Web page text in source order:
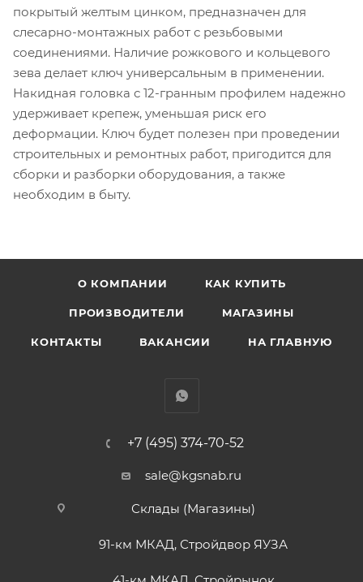
покрытый желтым цинком, предназначен для
слесарно-монтажных работ с резьбовыми
соединениями. Наличие рожкового и кольцевого
зева делает ключ универсальным в применении.
Накидная головка с 12-гранным профилем надежно
удерживает крепеж, уменьшая риск его
деформации. Ключ будет полезен при проведении
строительных и ремонтных работ, пригодится для
сборки и разборки оборудования, а также
необходим в быту.
О КОМПАНИИ КАК КУПИТЬ
ПРОИЗВОДИТЕЛИ МАГАЗИНЫ
КОНТАКТЫ ВАКАНСИИ НА ГЛАВНУЮ
+7 (495) 374-70-52
sale@kgsnab.ru
Склады (Магазины)
91-км МКАД, Стройдвор ЯУЗА